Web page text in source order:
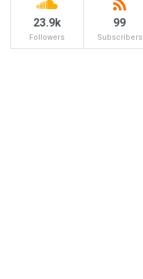
23.9k
Followers
99
Subscribers